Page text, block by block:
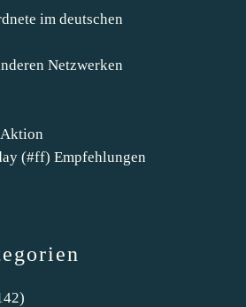
im deutschen
Netzwerken
(#ff) Empfehlungen